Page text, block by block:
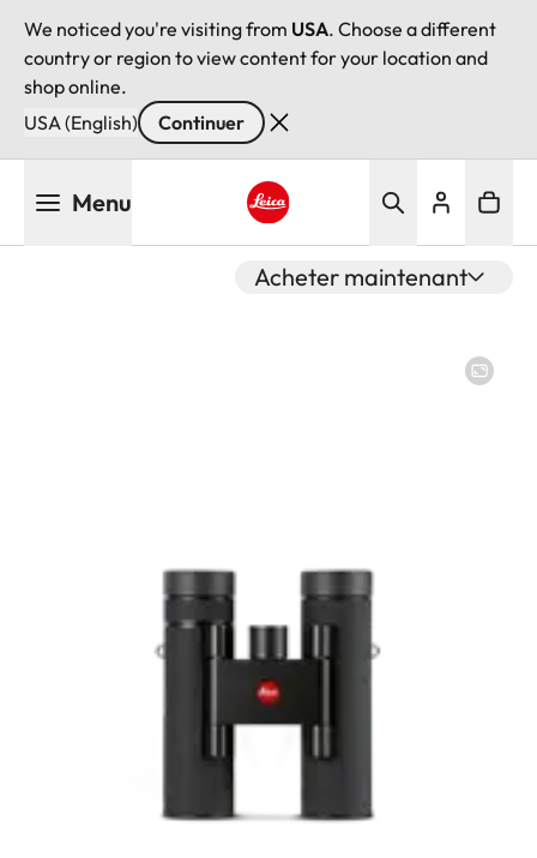
We noticed you're visiting from USA. Choose a different
country or region to view content for your location and
shop online.
USA (English)
Continuer
Menu
Acheter maintenant